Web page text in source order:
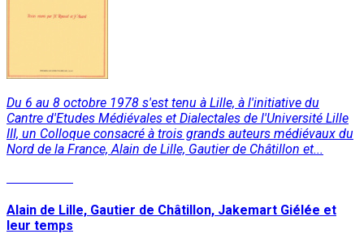
Du 6 au 8 octobre 1978 s'est tenu à Lille, à l'initiative du
Cantre d'Etudes Médiévales et Dialectales de l'Université Lille
III, un Colloque consacré à trois grands auteurs médiévaux du
Nord de la France, Alain de Lille, Gautier de Châtillon et...
Alain de Lille, Gautier de Châtillon, Jakemart Giélée et
leur temps